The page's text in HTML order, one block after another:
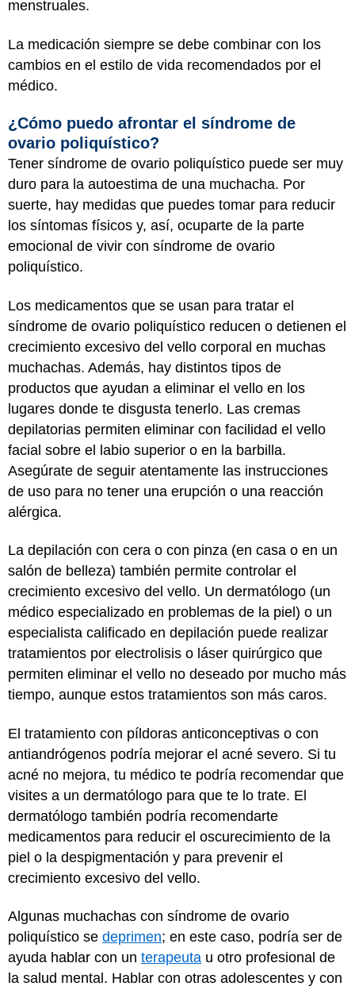
menstruales.
La medicación siempre se debe combinar con los
cambios en el estilo de vida recomendados por el
médico.
¿Cómo puedo afrontar el síndrome de
ovario poliquístico?
Tener síndrome de ovario poliquístico puede ser muy
duro para la autoestima de una muchacha. Por
suerte, hay medidas que puedes tomar para reducir
los síntomas físicos y, así, ocuparte de la parte
emocional de vivir con síndrome de ovario
poliquístico.
Los medicamentos que se usan para tratar el
síndrome de ovario poliquístico reducen o detienen el
crecimiento excesivo del vello corporal en muchas
muchachas. Además, hay distintos tipos de
productos que ayudan a eliminar el vello en los
lugares donde te disgusta tenerlo. Las cremas
depilatorias permiten eliminar con facilidad el vello
facial sobre el labio superior o en la barbilla.
Asegúrate de seguir atentamente las instrucciones
de uso para no tener una erupción o una reacción
alérgica.
La depilación con cera o con pinza (en casa o en un
salón de belleza) también permite controlar el
crecimiento excesivo del vello. Un dermatólogo (un
médico especializado en problemas de la piel) o un
especialista calificado en depilación puede realizar
tratamientos por electrolisis o láser quirúrgico que
permiten eliminar el vello no deseado por mucho más
tiempo, aunque estos tratamientos son más caros.
El tratamiento con píldoras anticonceptivas o con
antiandrógenos podría mejorar el acné severo. Si tu
acné no mejora, tu médico te podría recomendar que
visites a un dermatólogo para que te lo trate. El
dermatólogo también podría recomendarte
medicamentos para reducir el oscurecimiento de la
piel o la despigmentación y para prevenir el
crecimiento excesivo del vello.
Algunas muchachas con síndrome de ovario
poliquístico se deprimen; en este caso, podría ser de
ayuda hablar con un terapeuta u otro profesional de
la salud mental. Hablar con otras adolescentes y con